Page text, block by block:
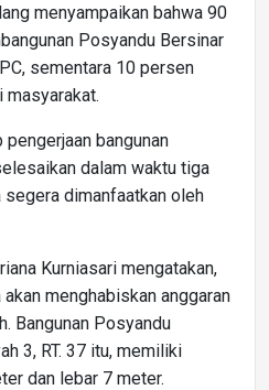
menyampaikan bahwa 90
Posyandu Bersinar
sementara 10 persen
masyarakat.
bangunan
dalam waktu tiga
dimanfaatkan oleh
Kurniasari mengatakan,
menghabiskan anggaran
Bangunan Posyandu
3, RT. 37 itu, memiliki
dan lebar 7 meter.